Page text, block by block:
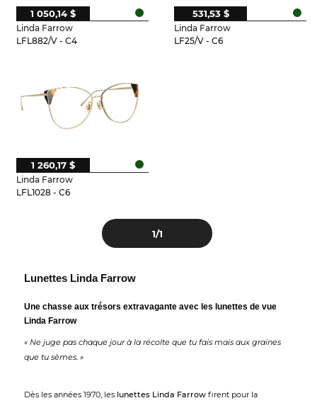
Linda Farrow
LFL882/V - C4
1 050,14 $
Linda Farrow
LF25/V - C6
531,53 $
Linda Farrow
LFL1028 - C6
1 260,17 $
1/1
Lunettes Linda Farrow
Une chasse aux trésors extravagante avec les lunettes de vue
Linda Farrow
« Ne juge pas chaque jour à la récolte que tu fais mais aux graines
que tu sèmes. »
Dès les années 1970, les lunettes Linda Farrow firent pour la